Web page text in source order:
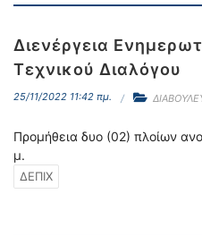
Διενέργεια
Τεχνικού Διαλόγου
25/11/2022 11:42 πμ.
Προμήθεια δυο (02) πλοίων
μ.
ΔΕΠΙΧ